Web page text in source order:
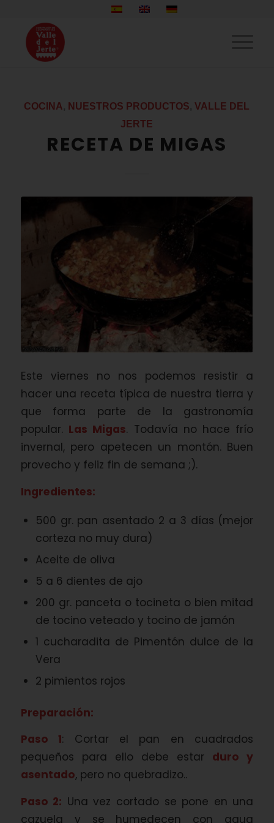
COCINA NUESTROS PRODUCTOS ,VALLE DEL
JERTE
RECETA DE MIGAS
Este viernes no nos podemos resistir a
hacer una receta típica de nuestra tierra y
que forma parte de la gastronomía
popular. Las Migas. Todavía no hace frío
invernal, pero apetecen un montón. Buen
provecho y feliz fin de semana ;).
Ingredientes:
500 gr. pan asentado 2 a 3 días (mejor
corteza no muy dura)
Aceite de oliva
5 a 6 dientes de ajo
200 gr. panceta o tocineta o bien mitad
de tocino veteado y tocino de jamón
1 cucharadita de Pimentón dulce de la
Vera
2 pimientos rojos
Preparación:
Paso 1: Cortar el pan en cuadrados
pequeños para ello debe estar duro y
asentado, pero no quebradizo..
Paso 2: Una vez cortado se pone en una
cazuela y se humedecen con agua